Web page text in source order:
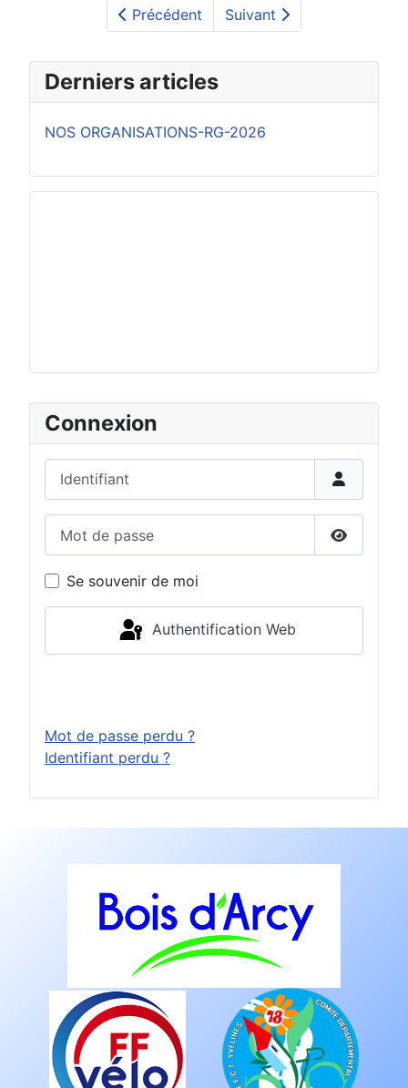
Connexion
Afficher
Se souvenir de moi
Authentification Web
Mot de passe perdu ?
Identifiant perdu ?
Précédent Suivant
Derniers articles
NOS ORGANISATIONS-RG-2026